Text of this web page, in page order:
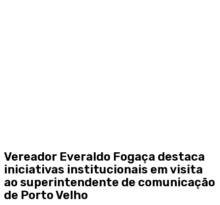
Vereador Everaldo Fogaça destaca
iniciativas institucionais em visita
ao superintendente de comunicação
de Porto Velho